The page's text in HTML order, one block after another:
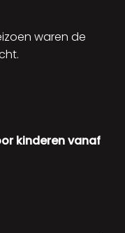
waren de
kinderen vanaf